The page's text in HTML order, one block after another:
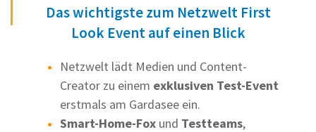
Das wichtigste zum Netzwelt First
Look Event auf einen Blick
Netzwelt lädt Medien und Content-
Creator zu einem exklusiven Test-Event
erstmals am Gardasee ein.
Smart-Home-Fox und Testteams,